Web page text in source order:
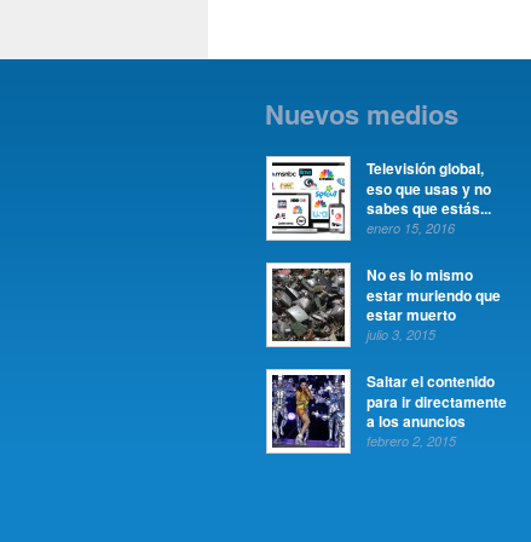
Nuevos medios
Televisión global,
eso que usas y no
sabes que estás...
enero 15, 2016
No es lo mismo
estar muriendo que
estar muerto
julio 3, 2015
Saltar el contenido
para ir directamente
a los anuncios
febrero 2, 2015